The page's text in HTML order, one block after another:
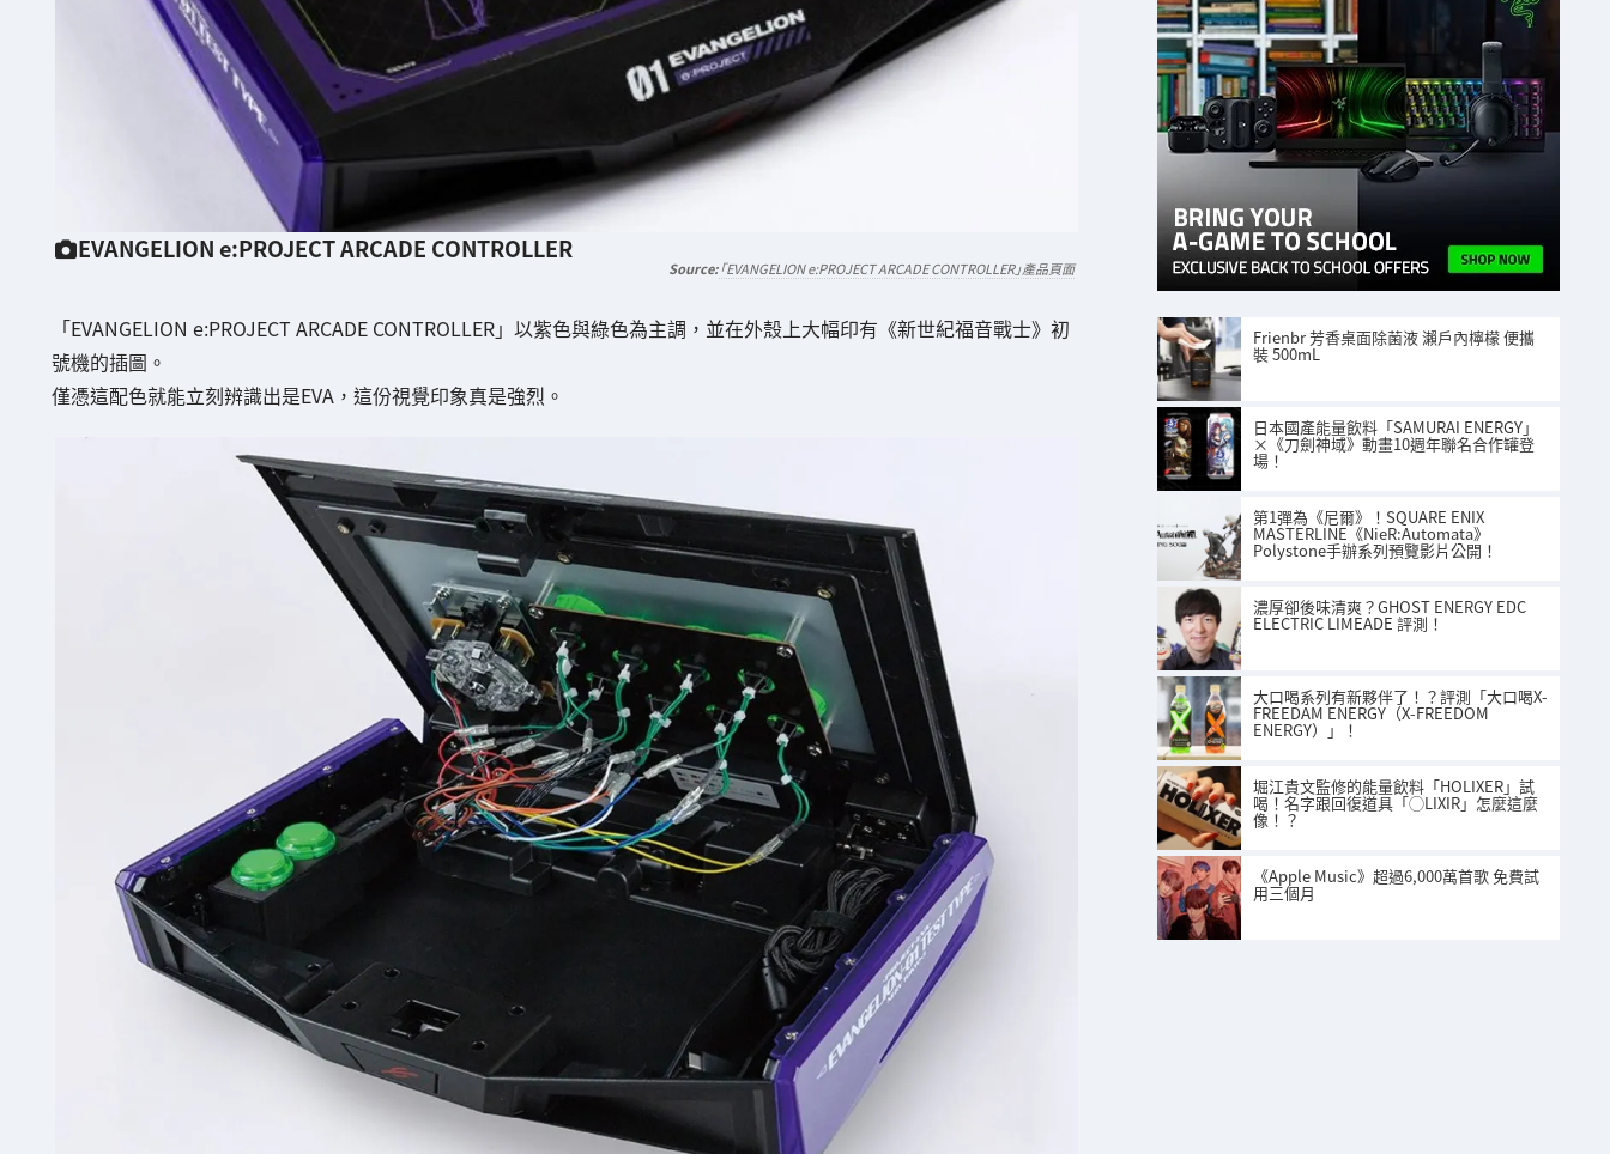
EVANGELION e:PROJECT ARCADE CONTROLLER
「EVANGELION e:PROJECT ARCADE CONTROLLER」產品頁面
「EVANGELION e:PROJECT ARCADE CONTROLLER」以紫色與綠色為主調，並在外殼上大幅印有《新世紀福音戰士》初
號機的插圖。
僅憑這配色就能立刻辨識出是EVA，這份視覺印象真是強烈。
Frienbr 芳香桌面除菌液 瀨戶內檸檬 便攜
裝 500mL
日本國產能量飲料「SAMURAI ENERGY」
×《刀劍神域》動畫10週年聯名合作罐登
場！
第1彈為《尼爾》！SQUARE ENIX
MASTERLINE《NieR:Automata》
Polystone手辦系列預覽影片公開！
濃厚卻後味清爽？GHOST ENERGY EDC
ELECTRIC LIMEADE 評測！
大口喝系列有新夥伴了！？評測「大口喝X-
FREEDAM ENERGY（X-FREEDOM
ENERGY）」！
堀江貴文監修的能量飲料「HOLIXER」試
喝！名字跟回復道具「◯LIXIR」怎麼這麼
像！？
《Apple Music》超過6,000萬首歌 免費試
用三個月